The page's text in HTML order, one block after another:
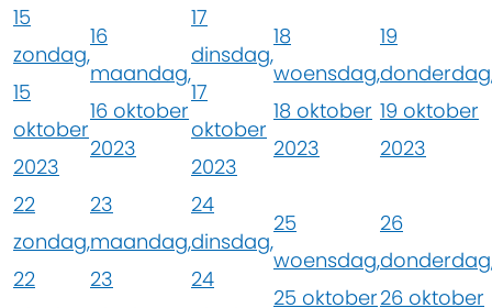
15
zondag,
15
oktober
2023
16
maandag,
16 oktober
2023
17
dinsdag,
17
oktober
2023
18
woensdag,
18 oktober
2023
19
19 oktober
2023
22
zondag,
22
23
maandag,
23
24
dinsdag,
24
25
woensdag,
25 oktober
26
26 oktober